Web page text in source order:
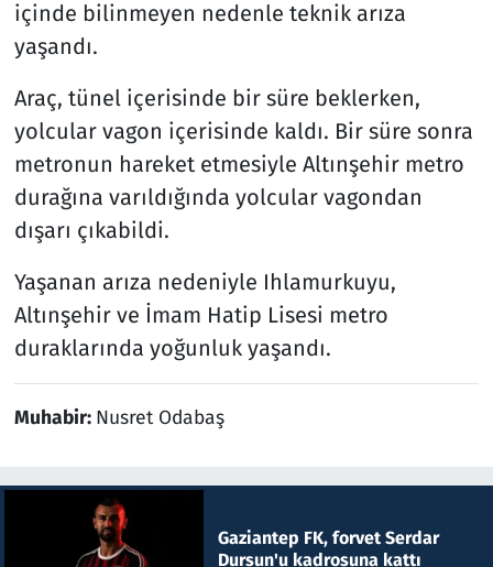
içinde bilinmeyen nedenle teknik arıza
yaşandı.
Araç, tünel içerisinde bir süre beklerken,
yolcular vagon içerisinde kaldı. Bir süre sonra
metronun hareket etmesiyle Altınşehir metro
durağına varıldığında yolcular vagondan
dışarı çıkabildi.
Yaşanan arıza nedeniyle Ihlamurkuyu,
Altınşehir ve İmam Hatip Lisesi metro
duraklarında yoğunluk yaşandı.
Muhabir: Nusret Odabaş
Gaziantep FK, forvet Serdar
Dursun'u kadrosuna kattı
Teknoloji ve Bilim